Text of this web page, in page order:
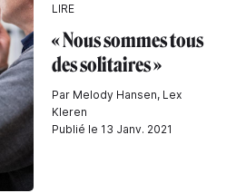
LIRE
« Nous sommes tous
des solitaires »
Par Melody Hansen, Lex
Kleren
Publié le 13 Janv. 2021